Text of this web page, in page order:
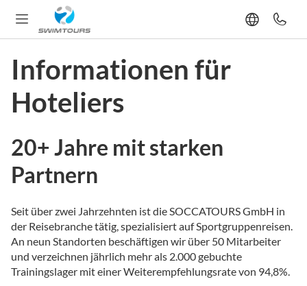
Informationen für
Hoteliers
20+ Jahre mit starken
Partnern
Seit über zwei Jahrzehnten ist die SOCCATOURS GmbH in
der Reisebranche tätig, spezialisiert auf Sportgruppenreisen.
An neun Standorten beschäftigen wir über 50 Mitarbeiter
und verzeichnen jährlich mehr als 2.000 gebuchte
Trainingslager mit einer Weiterempfehlungsrate von 94,8%.